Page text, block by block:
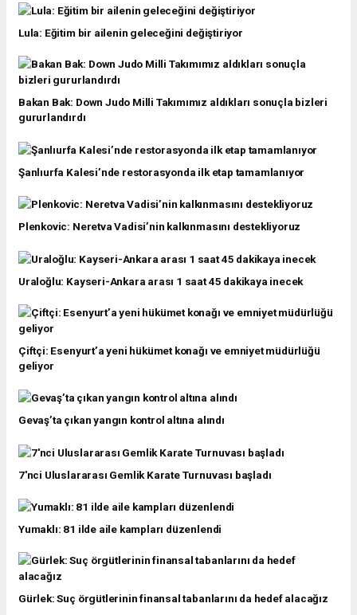
Lula: Eğitim bir ailenin geleceğini değiştiriyor
Bakan Bak: Down Judo Milli Takımımız aldıkları sonuçla bizleri
gururlandırdı
Şanlıurfa Kalesi’nde restorasyonda ilk etap tamamlanıyor
Plenkovic: Neretva Vadisi’nin kalkınmasını destekliyoruz
Uraloğlu: Kayseri-Ankara arası 1 saat 45 dakikaya inecek
Çiftçi: Esenyurt’a yeni hükümet konağı ve emniyet müdürlüğü
geliyor
Gevaş’ta çıkan yangın kontrol altına alındı
7'nci Uluslararası Gemlik Karate Turnuvası başladı
Yumaklı: 81 ilde aile kampları düzenlendi
Gürlek: Suç örgütlerinin finansal tabanlarını da hedef alacağız